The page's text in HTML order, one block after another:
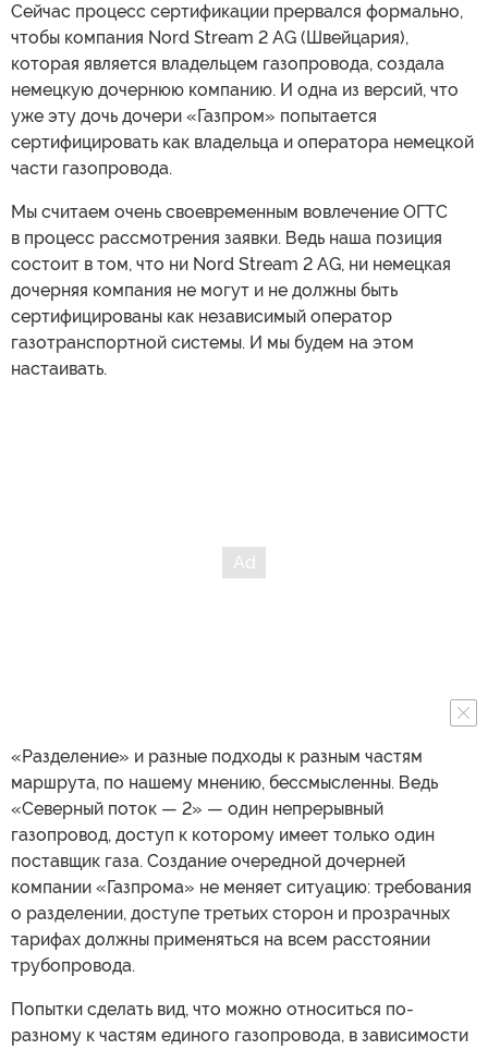
Сейчас процесс сертификации прервался формально,
чтобы компания Nord Stream 2 AG (Швейцария),
которая является владельцем газопровода, создала
немецкую дочернюю компанию. И одна из версий, что
уже эту дочь дочери «Газпром» попытается
сертифицировать как владельца и оператора немецкой
части газопровода.
Мы считаем очень своевременным вовлечение ОГТС
в процесс рассмотрения заявки. Ведь наша позиция
состоит в том, что ни Nord Stream 2 AG, ни немецкая
дочерняя компания не могут и не должны быть
сертифицированы как независимый оператор
газотранспортной системы. И мы будем на этом
настаивать.
«Разделение» и разные подходы к разным частям
маршрута, по нашему мнению, бессмысленны. Ведь
«Северный поток — 2» — один непрерывный
газопровод, доступ к которому имеет только один
поставщик газа. Создание очередной дочерней
компании «Газпрома» не меняет ситуацию: требования
о разделении, доступе третьих сторон и прозрачных
тарифах должны применяться на всем расстоянии
трубопровода.
Попытки сделать вид, что можно относиться по-
разному к частям единого газопровода, в зависимости